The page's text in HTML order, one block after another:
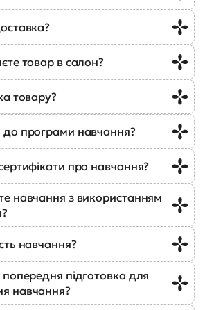
товар в салон?
товару?
програми навчання?
про навчання?
навчання з використанням
навчання?
підготовка для
навчання?